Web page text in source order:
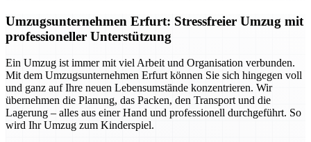
Umzugsunternehmen Erfurt: Stressfreier Umzug mit
professioneller Unterstützung
Ein Umzug ist immer mit viel Arbeit und Organisation verbunden.
Mit dem Umzugsunternehmen Erfurt können Sie sich hingegen voll
und ganz auf Ihre neuen Lebensumstände konzentrieren. Wir
übernehmen die Planung, das Packen, den Transport und die
Lagerung – alles aus einer Hand und professionell durchgeführt. So
wird Ihr Umzug zum Kinderspiel.